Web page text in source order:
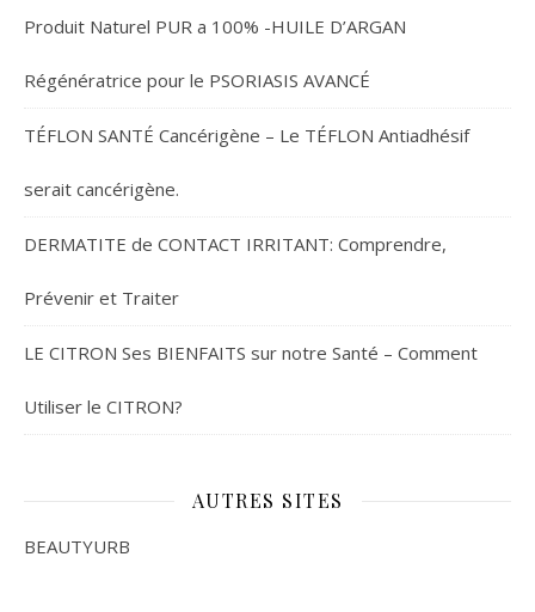
Produit Naturel PUR a 100% -HUILE D’ARGAN
Régénératrice pour le PSORIASIS AVANCÉ
TÉFLON SANTÉ Cancérigène – Le TÉFLON Antiadhésif
serait cancérigène.
DERMATITE de CONTACT IRRITANT: Comprendre,
Prévenir et Traiter
LE CITRON Ses BIENFAITS sur notre Santé – Comment
Utiliser le CITRON?
AUTRES SITES
BEAUTYURB